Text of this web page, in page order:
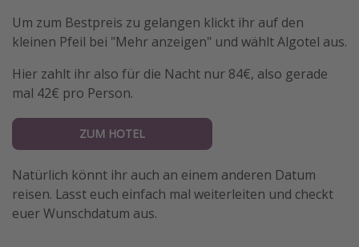
Um zum Bestpreis zu gelangen klickt ihr auf den
kleinen Pfeil bei "Mehr anzeigen" und wählt Algotel aus.
Hier zahlt ihr also für die Nacht nur 84€, also gerade
mal 42€ pro Person.
ZUM HOTEL
Natürlich könnt ihr auch an einem anderen Datum
reisen. Lasst euch einfach mal weiterleiten und checkt
euer Wunschdatum aus.